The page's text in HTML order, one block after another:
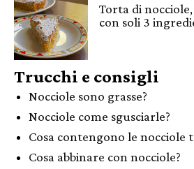
Torta di
con soli 3
Trucchi e consigli
Nocciole sono grasse?
Nocciole come sgusciarle?
Cosa contengono le nocciole
Cosa abbinare con nocciole?